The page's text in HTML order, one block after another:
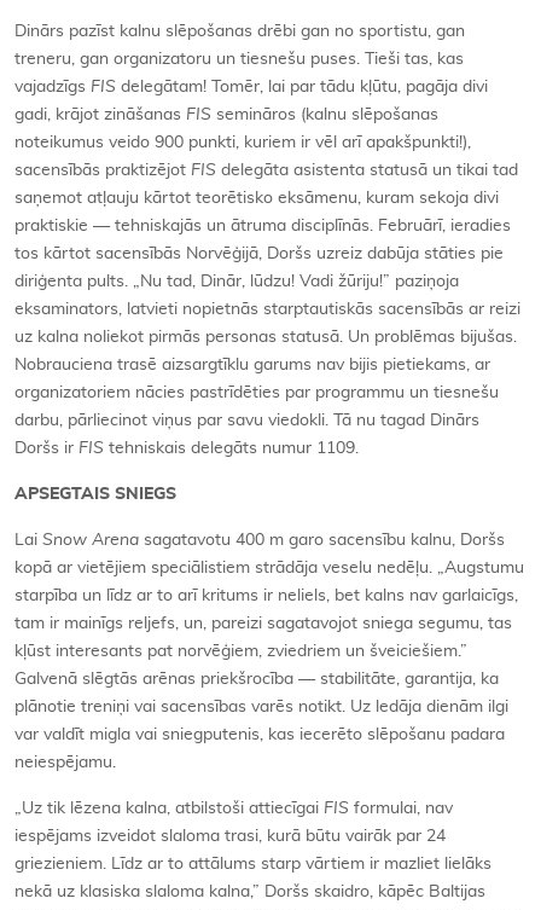
Dinārs pazīst kalnu slēpošanas drēbi gan no sportistu, gan
treneru, gan organizatoru un tiesnešu puses. Tieši tas, kas
vajadzīgs FIS delegātam! Tomēr, lai par tādu kļūtu, pagāja divi
gadi, krājot zināšanas FIS semināros (kalnu slēpošanas
noteikumus veido 900 punkti, kuriem ir vēl arī apakšpunkti!),
sacensībās praktizējot FIS delegāta asistenta statusā un tikai tad
saņemot atļauju kārtot teorētisko eksāmenu, kuram sekoja divi
praktiskie — tehniskajās un ātruma disciplīnās. Februārī, ieradies
tos kārtot sacensībās Norvēģijā, Doršs uzreiz dabūja stāties pie
diriģenta pults. „Nu tad, Dinār, lūdzu! Vadi žūriju!” paziņoja
eksaminators, latvieti nopietnās starptautiskās sacensībās ar reizi
uz kalna noliekot pirmās personas statusā. Un problēmas bijušas.
Nobrauciena trasē aizsargtīklu garums nav bijis pietiekams, ar
organizatoriem nācies pastrīdēties par programmu un tiesnešu
darbu, pārliecinot viņus par savu viedokli. Tā nu tagad Dinārs
Doršs ir FIS tehniskais delegāts numur 1109.
APSEGTAIS SNIEGS
Lai Snow Arena sagatavotu 400 m garo sacensību kalnu, Doršs
kopā ar vietējiem speciālistiem strādāja veselu nedēļu. „Augstumu
starpība un līdz ar to arī kritums ir neliels, bet kalns nav garlaicīgs,
tam ir mainīgs reljefs, un, pareizi sagatavojot sniega segumu, tas
kļūst interesants pat norvēģiem, zviedriem un šveiciešiem.”
Galvenā slēgtās arēnas priekšrocība — stabilitāte, garantija, ka
plānotie treniņi vai sacensības varēs notikt. Uz ledāja dienām ilgi
var valdīt migla vai sniegputenis, kas iecerēto slēpošanu padara
neiespējamu.
„Uz tik lēzena kalna, atbilstoši attiecīgai FIS formulai, nav
iespējams izveidot slaloma trasi, kurā būtu vairāk par 24
griezieniem. Līdz ar to attālums starp vārtiem ir mazliet lielāks
nekā uz klasiska slaloma kalna,” Doršs skaidro, kāpēc Baltijas